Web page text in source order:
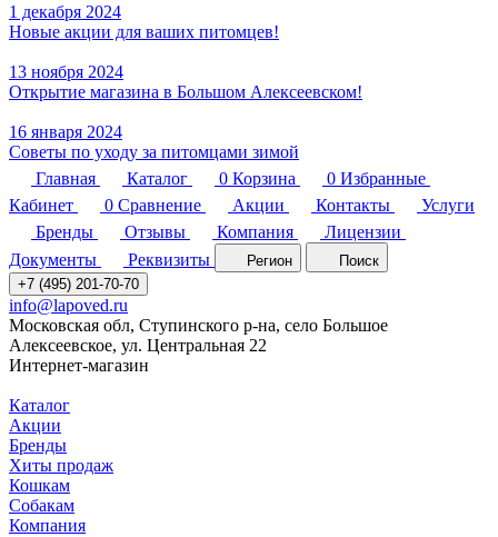
1 декабря 2024
Новые акции для ваших питомцев!
13 ноября 2024
Открытие магазина в Большом Алексеевском!
16 января 2024
Советы по уходу за питомцами зимой
Главная
Каталог 0 Корзина 0 Избранные
Кабинет
0 Сравнение Акции Контакты
Услуги
Бренды
Отзывы Компания
Лицензии
Документы
Реквизиты Регион
Поиск
+7 (495) 201-70-70
info@lapoved.ru
Московская обл, Ступинского р-на, село Большое
Алексеевское, ул. Центральная 22
Интернет-магазин
Каталог
Акции
Бренды
Хиты продаж
Кошкам
Собакам
Компания